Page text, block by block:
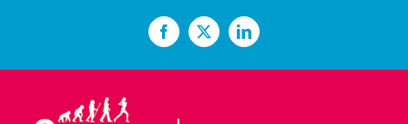
Facebook
X LinkedIn